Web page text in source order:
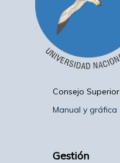
Consejo Superior
Manual y gráfica
Gestión